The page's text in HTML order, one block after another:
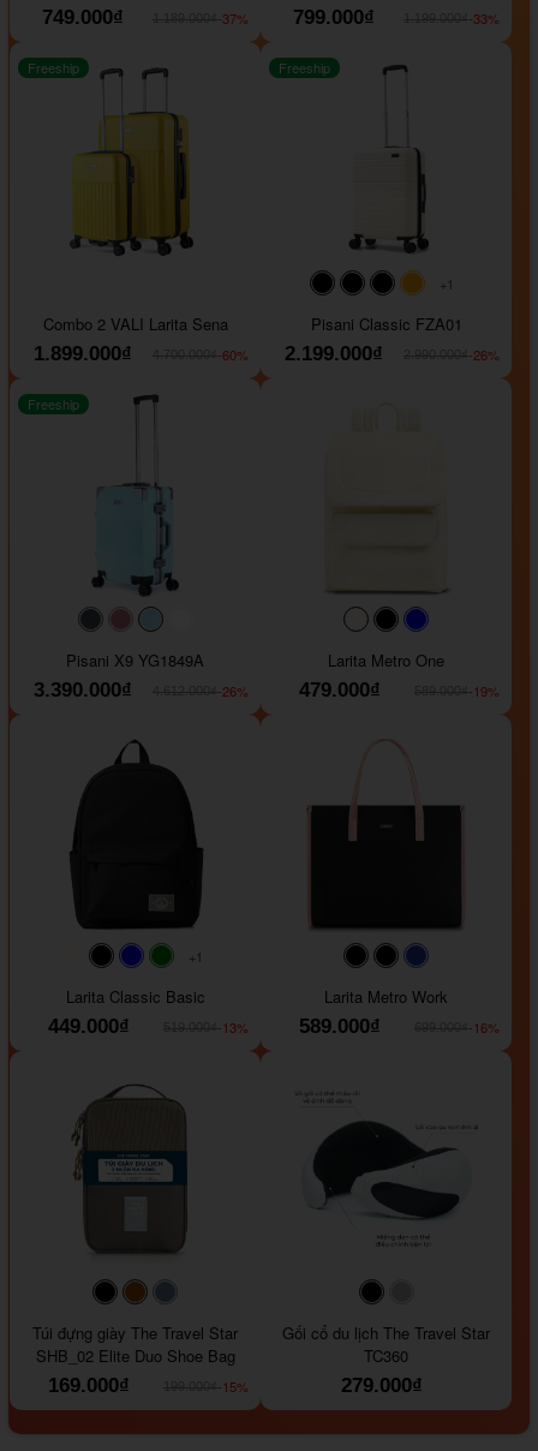
749.000₫
-37%
799.000₫
-33%
Freeship
Combo 2 VALI Larita Sena
1.899.000₫
-60%
#000000#000000#000000
+1
Freeship
Pisani Classic FZA01
2.199.000₫
-26%
#40454a#b76e79
Freeship
Pisani X9 YG1849A
3.390.000₫
-26%
#faf0e6#000000
Larita Metro One
479.000₫
-19%
#faf0e6#000000#0000FF
+1
Larita Classic Basic
449.000₫
-13%
#000000#000000
Larita Metro Work
589.000₫
-16%
#000000#964B00
Túi đựng giày The Travel Star
SHB_02 Elite Duo Shoe Bag
169.000₫
-15%
Gối cổ du lịch The Travel Star
TC360
279.000₫